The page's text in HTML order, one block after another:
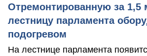
Отремонтированную за 1,5
лестницу парламента
подогревом
На лестнице парламента